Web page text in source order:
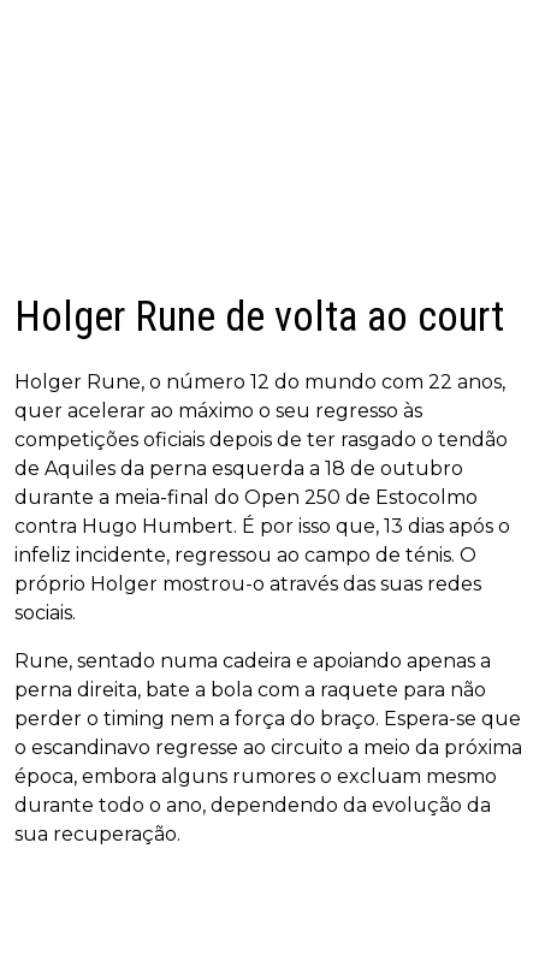
Holger Rune de volta ao court
Holger Rune, o número 12 do mundo com 22 anos,
quer acelerar ao máximo o seu regresso às
competições oficiais depois de ter rasgado o tendão
de Aquiles da perna esquerda a 18 de outubro
durante a meia-final do Open 250 de Estocolmo
contra Hugo Humbert. É por isso que, 13 dias após o
infeliz incidente, regressou ao campo de ténis. O
próprio Holger mostrou-o através das suas redes
sociais.
Rune, sentado numa cadeira e apoiando apenas a
perna direita, bate a bola com a raquete para não
perder o timing nem a força do braço. Espera-se que
o escandinavo regresse ao circuito a meio da próxima
época, embora alguns rumores o excluam mesmo
durante todo o ano, dependendo da evolução da
sua recuperação.